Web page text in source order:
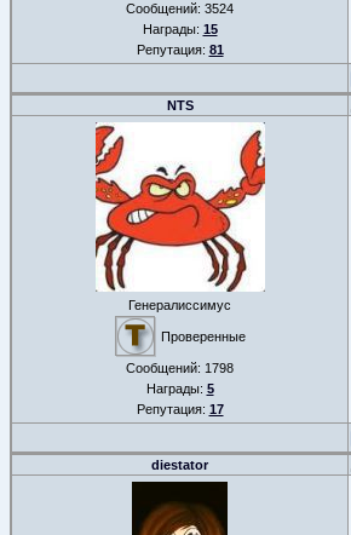
Сообщений: 3524
Награды: 15
Репутация: 81
NTS
Генералиссимус
Проверенные
Сообщений: 1798
Награды: 5
Репутация: 17
diestator